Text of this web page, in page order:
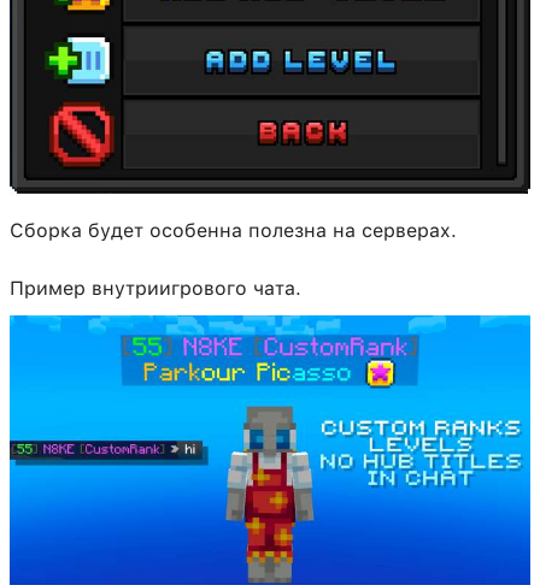
Сборка будет особенна полезна на серверах.
Пример внутриигрового чата.